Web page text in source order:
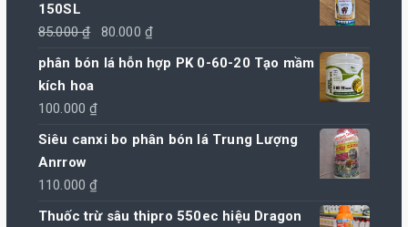
150SL
85.000₫
Giá
gốc
85.000 ₫.
80.000 ₫
hiện
phân bón lá hỗn hợp PK 0-60-20 Tạo mầm
kích hoa
100.000₫
Siêu canxi bo phân bón lá Trung Lượng
Anrrow
110.000₫
Thuốc trừ sâu thipro 550ec hiệu Dragon